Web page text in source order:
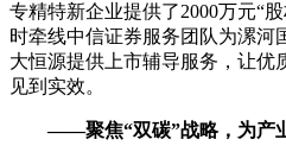
专精特新企业提供了2000万元“
时牵线中信证券服务团队为漯河
大恒源提供上市辅导服务，让优
见到实效。
——聚焦“双碳”战略，为产业